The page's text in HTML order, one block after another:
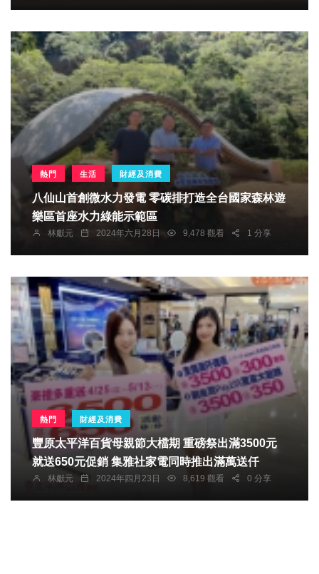
熱門 生活 財經及消費
八仙山首創微水力發電 零碳排打造全台國家森林遊
樂區首座水力綠能示範區
林獻元 2024年六月28日 9,478 觀看 1 分享
熱門 財經及消費
豐原太平洋百貨母親節大檔期 重磅祭出滿3500元
就送650元促銷 集雅社家電同時推出滿萬送仟
林獻元 2024年四月23日 8,619 觀看 0 分享